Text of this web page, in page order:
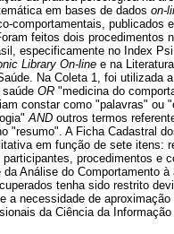
em bases de dados on-
comportamentais, publicados
feitos dois procedimentos
especificamente no Index
Library On-line e na
Na Coleta 1, foi utilizada
saúde OR "medicina do
constar como "palavras" ou
AND outros termos
"resumo". A Ficha Cadastral
em função de sete itens:
procedimentos e
Análise do Comportamento à
tenha sido restrito
a necessidade de aproximação
da Ciência da